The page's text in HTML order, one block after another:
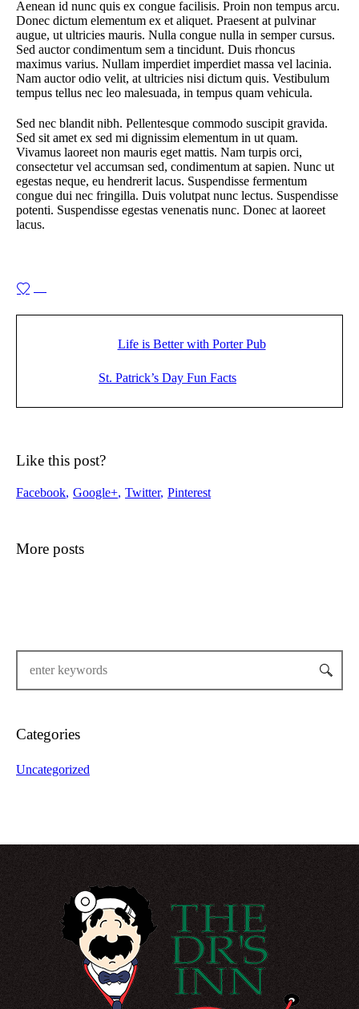
Aenean id nunc quis ex congue facilisis. Proin non tempus arcu.
Donec dictum elementum ex et aliquet. Praesent at pulvinar
augue, ut ultricies mauris. Nulla congue nulla in semper cursus.
Sed auctor condimentum sem a tincidunt. Duis rhoncus
maximus varius. Nullam imperdiet imperdiet massa vel lacinia.
Nam auctor odio velit, at ultricies nisi dictum quis. Vestibulum
tempus tellus nec leo malesuada, in tempus quam vehicula.
Sed nec blandit nibh. Pellentesque commodo suscipit gravida.
Sed sit amet ex sed mi dignissim elementum in ut quam.
Vivamus laoreet non mauris eget mattis. Nam turpis orci,
consectetur vel accumsan sed, condimentum at sapien. Nunc ut
egestas neque, eu hendrerit lacus. Suspendisse fermentum
congue dui nec fringilla. Duis volutpat nunc lectus. Suspendisse
potenti. Suspendisse egestas venenatis nunc. Donec at laoreet
lacus.
Life is Better with Porter Pub
St. Patrick’s Day Fun Facts
Like this post?
Facebook Google+ Twitter Pinterest
More posts
Categories
Uncategorized